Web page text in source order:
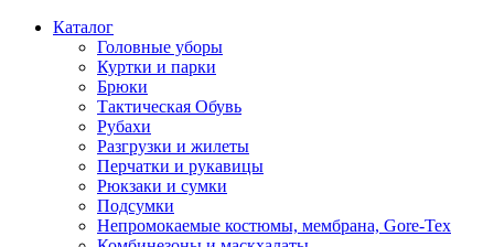
Каталог
Головные уборы
Куртки и парки
Брюки
Тактическая Обувь
Рубахи
Разгрузки и жилеты
Перчатки и рукавицы
Рюкзаки и сумки
Подсумки
Непромокаемые костюмы, мембрана, Gore-Tex